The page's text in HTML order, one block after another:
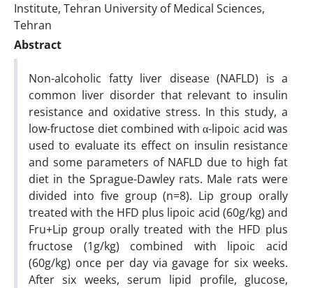
Institute, Tehran University of Medical Sciences,
Tehran
Abstract
Non-alcoholic fatty liver disease (NAFLD) is a
common liver disorder that relevant to insulin
resistance and oxidative stress. In this study, a
low-fructose diet combined with α-lipoic acid was
used to evaluate its effect on insulin resistance
and some parameters of NAFLD due to high fat
diet in the Sprague-Dawley rats. Male rats were
divided into five group (n=8). Lip group orally
treated with the HFD plus lipoic acid (60g/kg) and
Fru+Lip group orally treated with the HFD plus
fructose (1g/kg) combined with lipoic acid
(60g/kg) once per day via gavage for six weeks.
After six weeks, serum lipid profile, glucose,